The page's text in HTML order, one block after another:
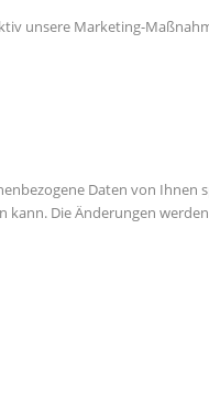
unsere Marketing-
Daten von Ihnen
Die Änderungen